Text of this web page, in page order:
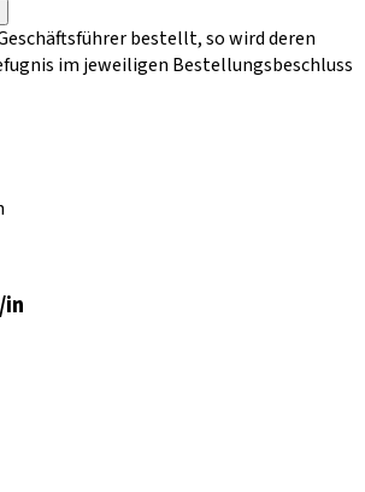
bestellt, so wird deren
im jeweiligen Bestellungsbeschluss